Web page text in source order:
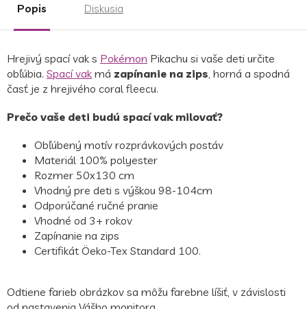
Popis Diskusia
Hrejivý spací vak s Pokémon Pikachu si vaše deti určite
obľúbia. Spací vak má zapínanie na zips , horná a spodná
časť je z hrejivého coral fleecu.
Prečo vaše deti budú spací vak milovať?
Obľúbený motív rozprávkových postáv
Materiál 100% polyester
Rozmer 50x130 cm
Vhodný pre deti s výškou 98-104cm
Odporúčané ručné pranie
Vhodné od 3+ rokov
Zapínanie na zips
Certifikát Öeko-Tex Standard 100.
Odtiene farieb obrázkov sa môžu farebne líšiť, v závislosti